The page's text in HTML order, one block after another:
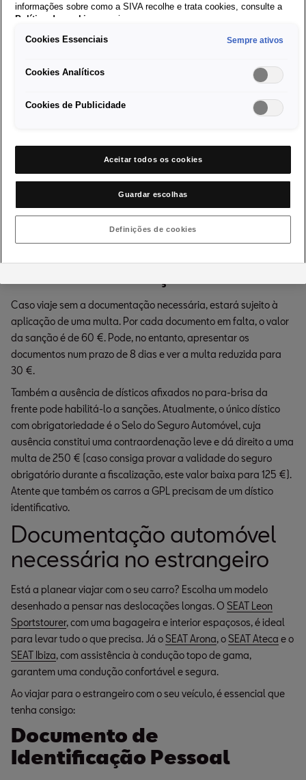
Deve ter sempre consigo a ficha referente à última Inspeção
documento, pode sempre pedir uma 2.ª via do mesmo no centro
Automóvel
ser de cor branca em 2020), o Certificado Internacional de
Seguro Automóvel é uma espécie de resumo da apólice do
seguro, onde estão listadas as coberturas e principais
condições da mesma, assim como contacto da seguradora e
Sanções em caso de falta
Caso viaje sem a documentação necessária, estará sujeito à
aplicação de uma multa. Por cada documento em falta, o valor
da sanção é de 60 €. Pode, no entanto, apresentar os
documentos num prazo de 8 dias e ver a multa reduzida para
30 €.
Também a ausência de dísticos afixados no para-brisa da
frente pode habilitá-lo a sanções. Atualmente, o único dístico
com obrigatoriedade é o Selo do Seguro Automóvel, cuja
ausência constitui uma contraordenação leve e dá direito a uma
multa de 250 € (caso consiga provar a validade do seguro
obrigatório durante a fiscalização, este valor baixa para 125 €).
Atente que também os carros a GPL precisam de um dístico
identificativo.
Documentação automóvel
necessária no estrangeiro
Está a planear viajar com o seu carro? Escolha um modelo
desenhado a pensar nas deslocações longas. O SEAT Leon
Sportstourer, com uma bagageira e interior espaçosos, é ideal
para levar tudo o que precisa. Já o SEAT Arona, o SEAT Ateca e o
SEAT Ibiza, com assistência à condução topo de gama,
garantem uma condução confortável e segura.
Ao viajar para o estrangeiro com o seu veículo, é essencial que
tenha consigo:
Documento de
Identificação Pessoal
informações sobre como a SIVA recolhe e trata cookies, consulte a
Política de cookies
em vigor.
Cookies Essenciais Sempre ativos
Cookies Analíticos
Cookies de Publicidade
Aceitar todos os cookies
Guardar escolhas
Definições de cookies